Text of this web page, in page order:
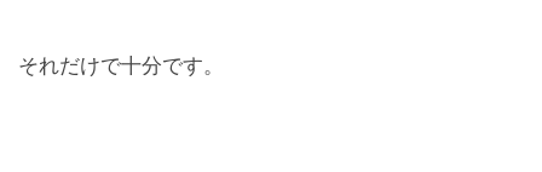
それだけで十分です。